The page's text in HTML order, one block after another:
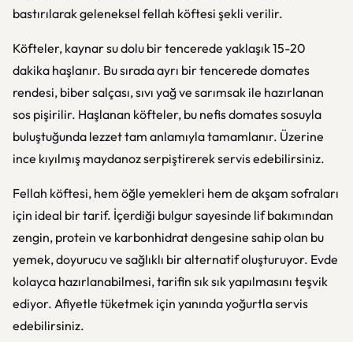
bastırılarak geleneksel fellah köftesi şekli verilir.
Köfteler, kaynar su dolu bir tencerede yaklaşık 15-20
dakika haşlanır. Bu sırada ayrı bir tencerede domates
rendesi, biber salçası, sıvı yağ ve sarımsak ile hazırlanan
sos pişirilir. Haşlanan köfteler, bu nefis domates sosuyla
buluştuğunda lezzet tam anlamıyla tamamlanır. Üzerine
ince kıyılmış maydanoz serpiştirerek servis edebilirsiniz.
Fellah köftesi, hem öğle yemekleri hem de akşam sofraları
için ideal bir tarif. İçerdiği bulgur sayesinde lif bakımından
zengin, protein ve karbonhidrat dengesine sahip olan bu
yemek, doyurucu ve sağlıklı bir alternatif oluşturuyor. Evde
kolayca hazırlanabilmesi, tarifin sık sık yapılmasını teşvik
ediyor. Afiyetle tüketmek için yanında yoğurtla servis
edebilirsiniz.